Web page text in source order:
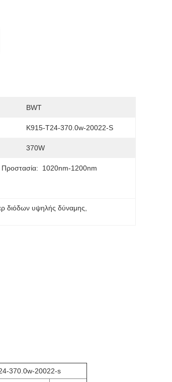
BWT
K915-T24-370.0w-20022-S
370W
1020nm-1200nm
διόδων υψηλής δύναμης
370.0w-20022-s